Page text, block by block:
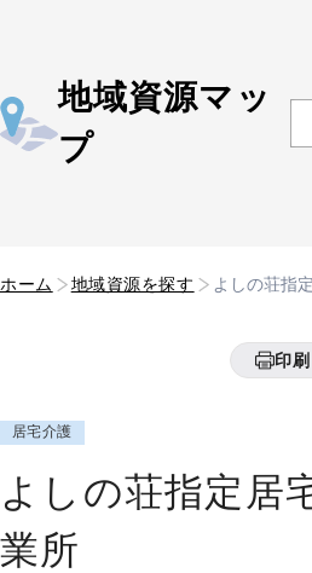
地域資源マッ
プ
ホーム 地域資源を探す よしの荘指
印刷
居宅介護
よしの荘指定居
業所